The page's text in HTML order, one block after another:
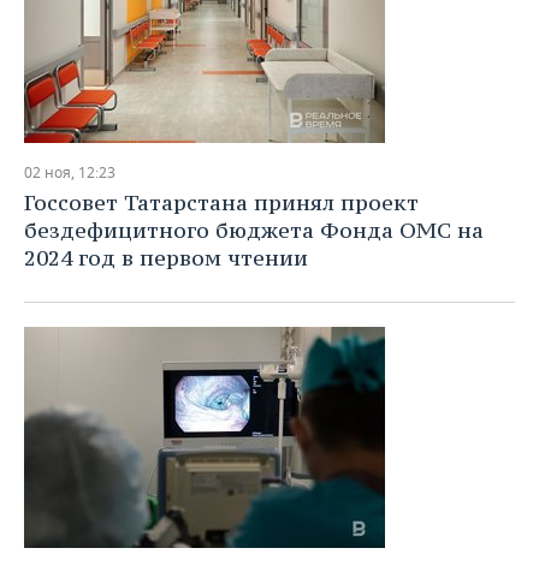
02 ноя, 12:23
Госсовет Татарстана принял проект
бездефицитного бюджета Фонда ОМС на
2024 год в первом чтении